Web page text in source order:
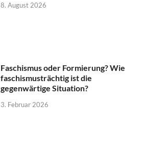
8. August 2026
Faschismus oder Formierung? Wie
faschismusträchtig ist die
gegenwärtige Situation?
3. Februar 2026